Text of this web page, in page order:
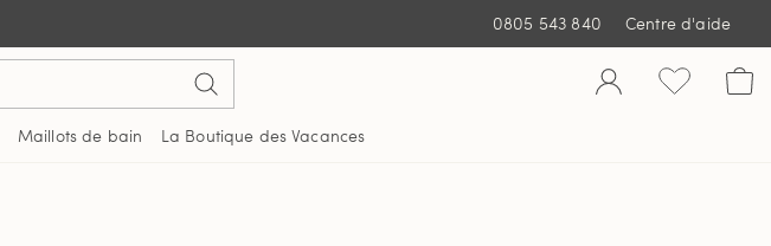
0805 543 840 Centre d'aide
Maillots de bain La Boutique des Vacances